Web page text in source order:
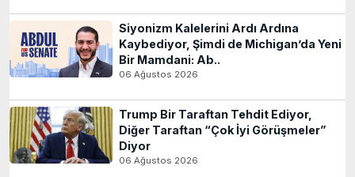
Siyonizm Kalelerini Ardı Ardına
Kaybediyor, Şimdi de Michigan’da Yeni
Bir Mamdani: Ab..
06 Ağustos 2026
Trump Bir Taraftan Tehdit Ediyor,
Diğer Taraftan “Çok İyi Görüşmeler”
Diyor
06 Ağustos 2026